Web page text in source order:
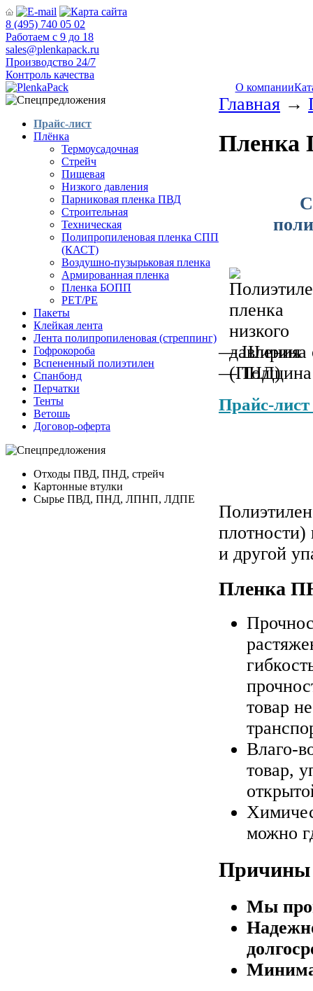
8 (495) 740 05 02
Работаем с 9 до 18
sales@plenkapack.ru
Производство 24/7
Контроль качества
О компании
Прайс-лист
Плёнка
Термоусадочная
Стрейч
Пищевая
Низкого давления
Парниковая пленка ПВД
Строительная
Техническая
Полипропиленовая пленка СПП
(КАСТ)
Воздушно-пузырьковая пленка
Армированная пленка
Пленка БОПП
РЕТ/РЕ
Пакеты
Клейкая лента
Лента полипропиленовая (стреппинг)
Гофрокороба
Вспененный полиэтилен
Спанбонд
Перчатки
Тенты
Ветошь
Договор-оферта
Отходы ПВД, ПНД, стрейч
Картонные втулки
Сырье ПВД, ПНД, ЛПНП, ЛДПЕ
Главная →
Пленка
— Ширина
— Толщина
Прайс-
плотности)
и другой
Пленка
товар
Влаго-
товар,
можно
Причины
Мы